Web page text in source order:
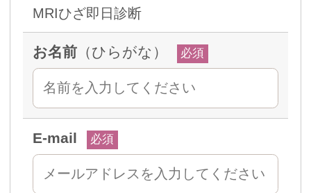
MRIひざ即日診断
お名前（ひらがな） 必須
E-mail 必須